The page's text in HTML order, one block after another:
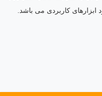
ابزارهای کاربردی می باشد.